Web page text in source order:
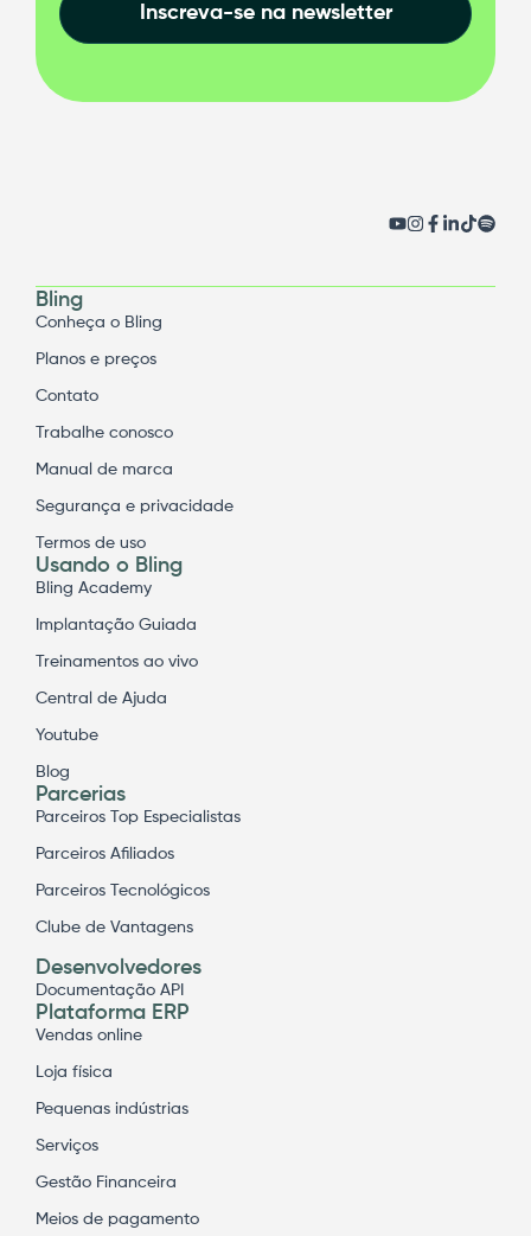
Inscreva-se na newsletter
Bling
Conheça o Bling
Planos e preços
Contato
Trabalhe conosco
Manual de marca
Segurança e privacidade
Termos de uso
Usando o Bling
Bling Academy
Implantação Guiada
Treinamentos ao vivo
Central de Ajuda
Youtube
Blog
Parcerias
Parceiros Top Especialistas
Parceiros Afiliados
Parceiros Tecnológicos
Clube de Vantagens
Desenvolvedores
Documentação API
Plataforma ERP
Vendas online
Loja física
Pequenas indústrias
Serviços
Gestão Financeira
Meios de pagamento